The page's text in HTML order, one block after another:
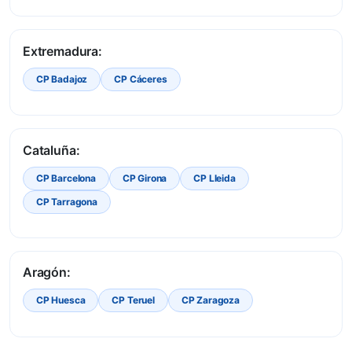
Extremadura:
CP Badajoz CP Cáceres
Cataluña:
CP Barcelona CP Girona
CP Lleida
CP Tarragona
Aragón:
CP Huesca CP Teruel CP Zaragoza